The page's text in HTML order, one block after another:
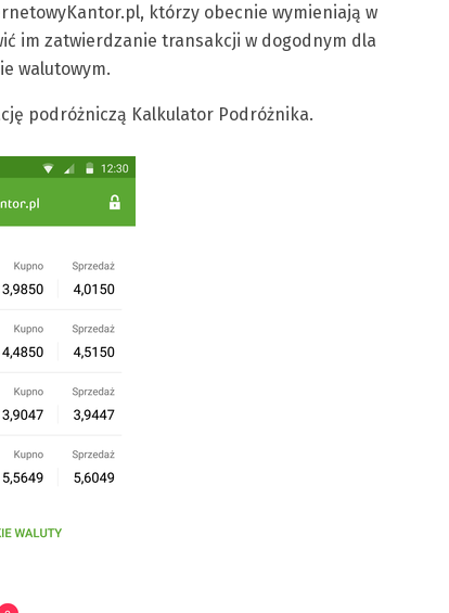
którzy obecnie wymieniają w
im zatwierdzanie transakcji w dogodnym dla
walutowym.
podróżniczą Kalkulator Podróżnika.